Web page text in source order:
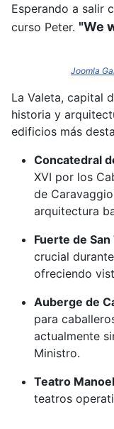
Esperando a salir
curso Peter. "We
Joomla
La Valeta, capital
historia y
edificios más
Concatedral
XVI por los
de
arquitectura
Fuerte de
crucial
ofreciendo
Auberge de
para
actualmente
Ministro.
Teatro Manoel
teatros